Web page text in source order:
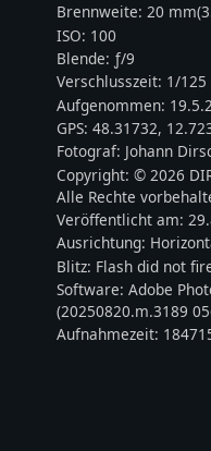
Brennweite:20 mm
ISO: 100
Blende: ƒ/9
Verschlusszeit: 1/125
Aufgenommen:
GPS:48.31732,
Fotograf: Johann
Copyright:© 2026
Alle Rechte
Veröffentlicht am:
Ausrichtung:
Blitz: Flash did not
Software:Adobe
(20250820.m.3189
Aufnahmezeit: